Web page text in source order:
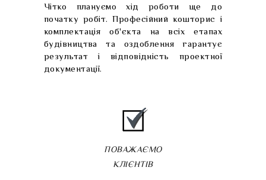
Чітко плануємо хід роботи ще до
початку робіт. Професійний кошторис і
комплектація об'єкта на всіх етапах
будівництва та оздоблення гарантує
результат і відповідність проектної
документації.
ПОВАЖАЄМО
КЛІЄНТІВ